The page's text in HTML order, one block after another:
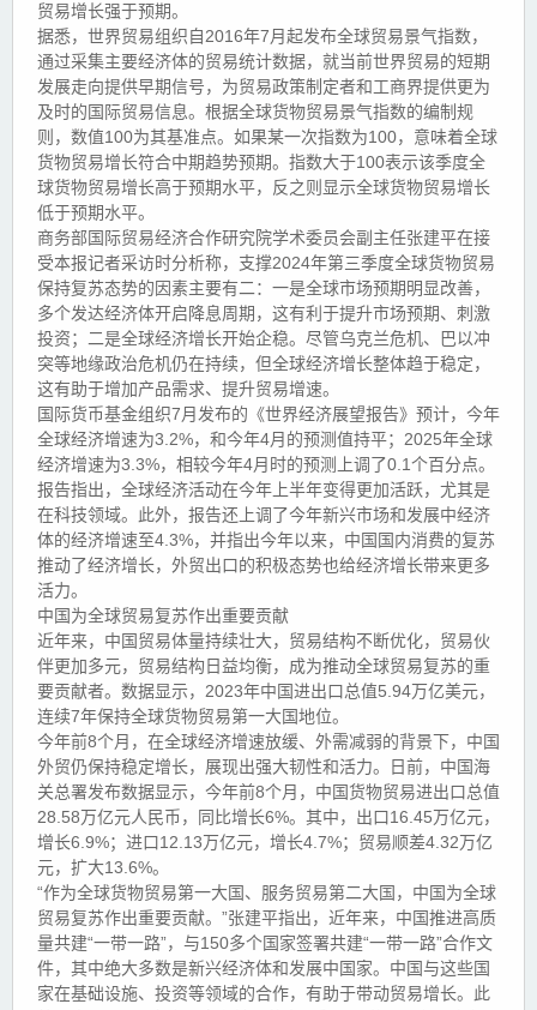
贸易增长强于预期。
据悉，世界贸易组织自2016年7月起发布全球贸易景气指数，
通过采集主要经济体的贸易统计数据，就当前世界贸易的短期
发展走向提供早期信号，为贸易政策制定者和工商界提供更为
及时的国际贸易信息。根据全球货物贸易景气指数的编制规
则，数值100为其基准点。如果某一次指数为100，意味着全球
货物贸易增长符合中期趋势预期。指数大于100表示该季度全
球货物贸易增长高于预期水平，反之则显示全球货物贸易增长
低于预期水平。
商务部国际贸易经济合作研究院学术委员会副主任张建平在接
受本报记者采访时分析称，支撑2024年第三季度全球货物贸易
保持复苏态势的因素主要有二：一是全球市场预期明显改善，
多个发达经济体开启降息周期，这有利于提升市场预期、刺激
投资；二是全球经济增长开始企稳。尽管乌克兰危机、巴以冲
突等地缘政治危机仍在持续，但全球经济增长整体趋于稳定，
这有助于增加产品需求、提升贸易增速。
国际货币基金组织7月发布的《世界经济展望报告》预计，今年
全球经济增速为3.2%，和今年4月的预测值持平；2025年全球
经济增速为3.3%，相较今年4月时的预测上调了0.1个百分点。
报告指出，全球经济活动在今年上半年变得更加活跃，尤其是
在科技领域。此外，报告还上调了今年新兴市场和发展中经济
体的经济增速至4.3%，并指出今年以来，中国国内消费的复苏
推动了经济增长，外贸出口的积极态势也给经济增长带来更多
活力。
中国为全球贸易复苏作出重要贡献
近年来，中国贸易体量持续壮大，贸易结构不断优化，贸易伙
伴更加多元，贸易结构日益均衡，成为推动全球贸易复苏的重
要贡献者。数据显示，2023年中国进出口总值5.94万亿美元，
连续7年保持全球货物贸易第一大国地位。
今年前8个月，在全球经济增速放缓、外需减弱的背景下，中国
外贸仍保持稳定增长，展现出强大韧性和活力。日前，中国海
关总署发布数据显示，今年前8个月，中国货物贸易进出口总值
28.58万亿元人民币，同比增长6%。其中，出口16.45万亿元，
增长6.9%；进口12.13万亿元，增长4.7%；贸易顺差4.32万亿
元，扩大13.6%。
“作为全球货物贸易第一大国、服务贸易第二大国，中国为全球
贸易复苏作出重要贡献。”张建平指出，近年来，中国推进高质
量共建“一带一路”，与150多个国家签署共建“一带一路”合作文
件，其中绝大多数是新兴经济体和发展中国家。中国与这些国
家在基础设施、投资等领域的合作，有助于带动贸易增长。此